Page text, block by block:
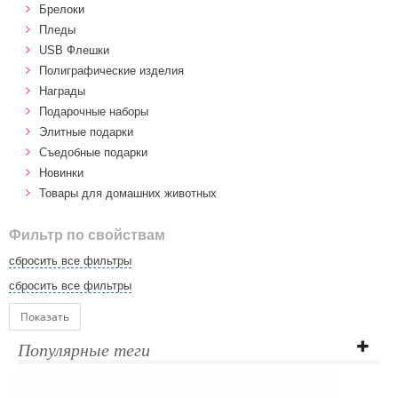
Брелоки
Пледы
USB Флешки
Полиграфические изделия
Награды
Подарочные наборы
Элитные подарки
Cъедобные подарки
Новинки
Товары для домашних животных
Фильтр по свойствам
сбросить все фильтры
сбросить все фильтры
Показать
Популярные теги